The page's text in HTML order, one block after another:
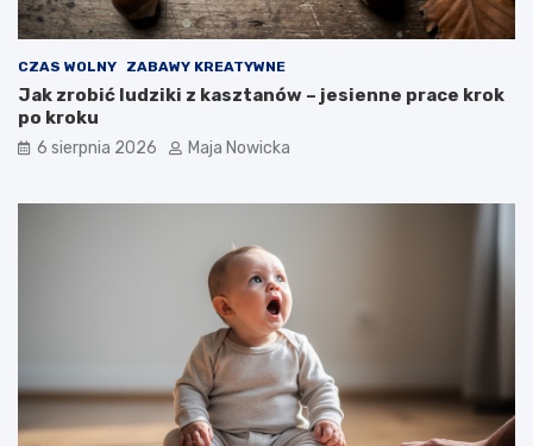
CZAS WOLNY ZABAWY KREATYWNE
Jak zrobić ludziki z kasztanów – jesienne prace krok
po kroku
6 sierpnia 2026 Maja Nowicka